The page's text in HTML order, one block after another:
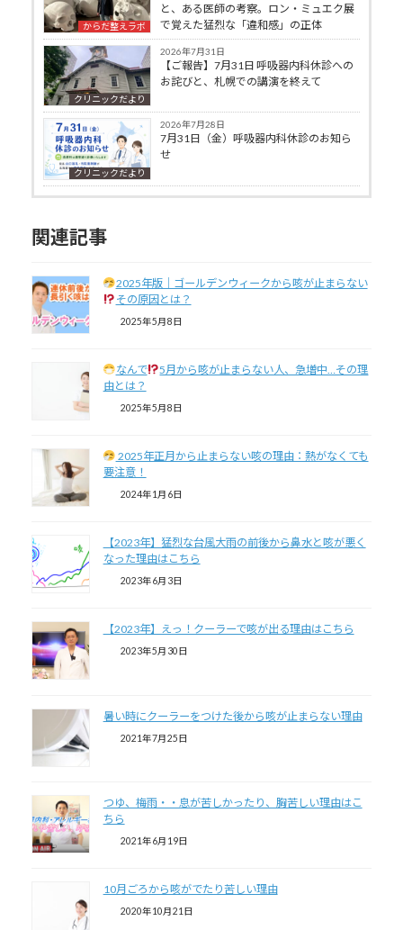
からだ整えラボ
と、ある医師の考察。ロン・ミュエク展
で覚えた猛烈な「違和感」の正体
クリニックだより
2026年7月31日
【ご報告】7月31日 呼吸器内科休診への
お詫びと、札幌での講演を終えて
クリニックだより
2026年7月28日
7月31日（金）呼吸器内科休診のお知ら
せ
関連記事
2025年版｜ゴールデンウィークから咳が止まらない
その原因とは？
2025年5月8日
なんで
5月から咳が止まらない人、急増中…その理
由とは？
2025年5月8日
2025年正月から止まらない咳の理由：熱がなくても
要注意！
2024年1月6日
【2023年】猛烈な台風大雨の前後から鼻水と咳が悪く
なった理由はこちら
2023年6月3日
【2023年】えっ！クーラーで咳が出る理由はこちら
2023年5月30日
暑い時にクーラーをつけた後から咳が止まらない理由
2021年7月25日
つゆ、梅雨・・息が苦しかったり、胸苦しい理由はこ
ちら
2021年6月19日
10月ごろから咳がでたり苦しい理由
2020年10月21日